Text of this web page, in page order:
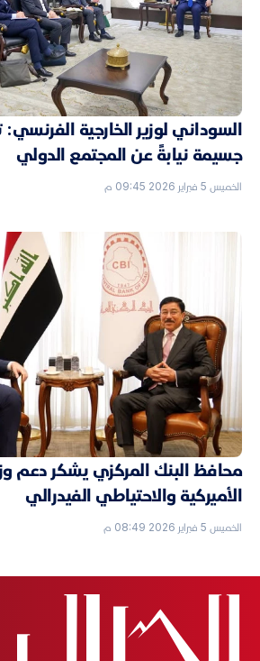
السوداني لوزير الخارجية
جسيمة نيابةً عن المجتمع الدولي
الخميس 5 فبراير 2026 09:45 م
محافظ البنك المركزي يشكر دعم
الأميركية والاحتياطي الفيدرالي
الخميس 5 فبراير 2026 08:49 م